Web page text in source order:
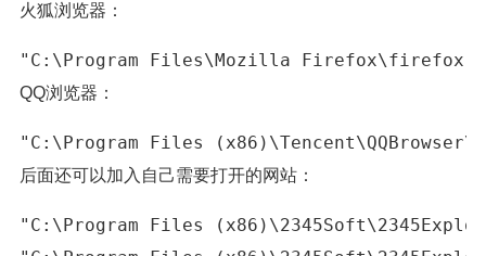
火狐浏览器：
"C:\Program Files\Mozilla
QQ浏览器：
后面还可以加入自己需要打开的网站：